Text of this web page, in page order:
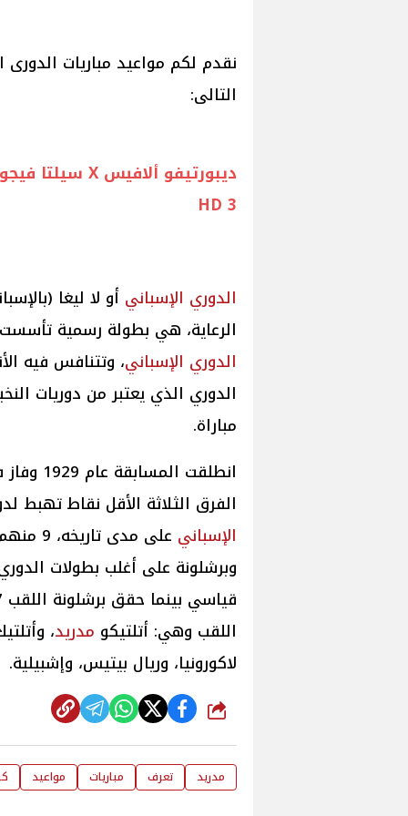
نقدم لكم مواعيد مباريات الدورى
التالى:
HD 3
الدوري الإسباني
الرعاية، هي بطولة رسمية تأسست عام 1929، وهو دوري الدرجة
الدوري الإسباني، وتتنافس فيه
مباراة.
الفرق الثلاثة الأقل نقاط تهبط لدوري
الإسباني على مدى تاريخه، 9 منهم توج باللقب، ومنذ 1950 سيطر ناديا ريال
وبرشلونة على أغلب بطولات
اللقب وهي: أتلتيكو مدريد،
لاكورونيا، وريال بيتيس، وإشبيلية.
شارك
مدريد تعرف مباريات مواعيد